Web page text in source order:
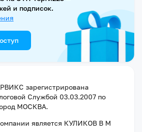
и подписок.
зарегистрирована
Службой 03.03.2007 по
МОСКВА.
является КУЛИКОВ В М